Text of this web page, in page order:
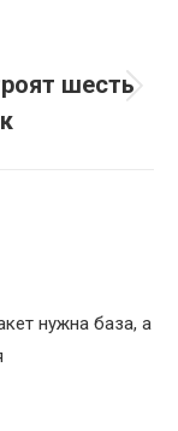
шесть
нужна база, а